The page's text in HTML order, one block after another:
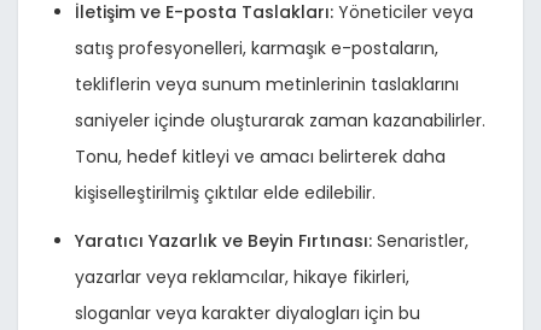
İletişim ve E-posta Taslakları: Yöneticiler veya
satış profesyonelleri, karmaşık e-postaların,
tekliflerin veya sunum metinlerinin taslaklarını
saniyeler içinde oluşturarak zaman kazanabilirler.
Tonu, hedef kitleyi ve amacı belirterek daha
kişiselleştirilmiş çıktılar elde edilebilir.
Yaratıcı Yazarlık ve Beyin Fırtınası: Senaristler,
yazarlar veya reklamcılar, hikaye fikirleri,
sloganlar veya karakter diyalogları için bu